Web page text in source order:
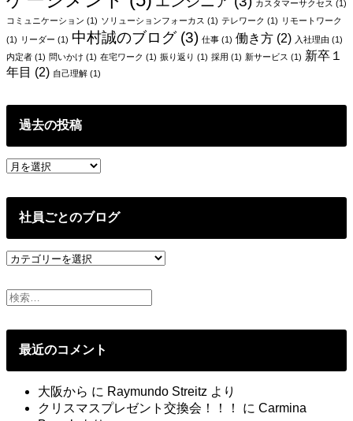
の
か
カスタマーサクセス (1)
コミュニケーション (1) ソリューションフォーカス (1) テレワーク (1) リモートワーク
(1) リーダー (1) 中村誠のブログ(3) 仕事 (1) 働き方 (2) 入社理由 (1)
内定者 (1) 問いかけ (1) 在宅ワーク (1) 振り返り (1) 採用 (1) 新サービス (1) 新卒１
年目 (2) 自己理解 (1)
過去の投稿
過
の
社員ごとのブログ
社
ご
と
グ
最近のコメント
大阪から に Raymundo Streitz より
クリスマスプレゼント交換会！！！
に Carmina